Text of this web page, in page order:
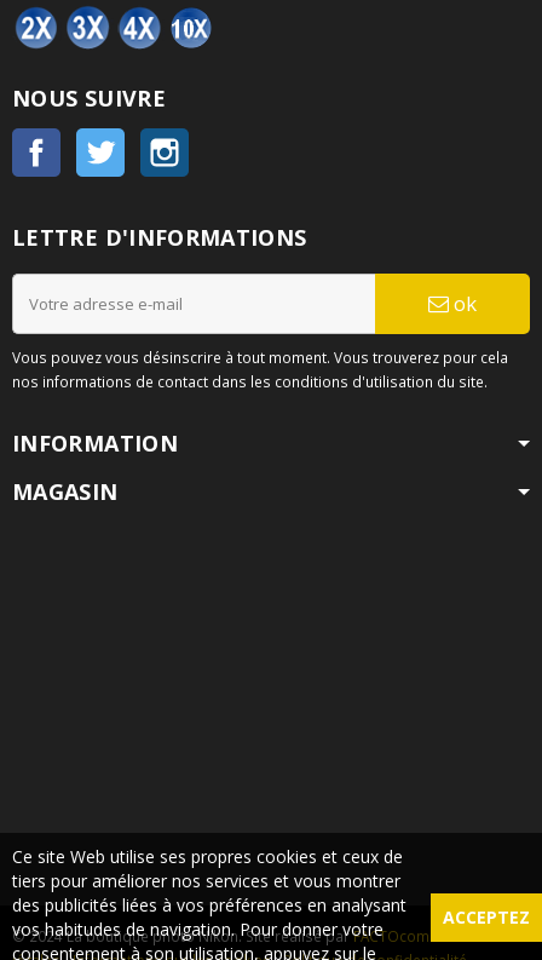
NOUS SUIVRE
Facebook Twitter
LETTRE D'INFORMATIONS
ok
Vous pouvez vous désinscrire à tout moment. Vous trouverez pour cela
nos informations de contact dans les conditions d'utilisation du site.
INFORMATION
MAGASIN
© 2024 La boutique photo Nikon. Site réalisé parFACTOcom
Ce site Web utilise ses propres cookies et ceux de
tiers pour améliorer nos services et vous montrer
des publicités liées à vos préférences en analysant
vos habitudes de navigation. Pour donner votre
consentement à son utilisation, appuyez sur le
ACCEPTEZ